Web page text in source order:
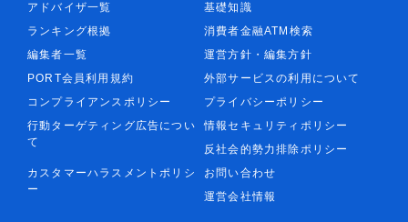
アドバイザ一覧
基礎知識
ランキング根拠
消費者金融ATM検索
編集者一覧
運営方針・編集方針
PORT会員利用規約
外部サービスの利用について
コンプライアンスポリシー
プライバシーポリシー
行動ターゲティング広告につい
て
情報セキュリティポリシー
反社会的勢力排除ポリシー
カスタマーハラスメントポリシ
ー
お問い合わせ
運営会社情報